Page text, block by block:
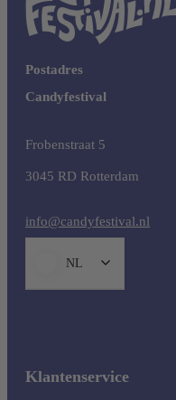
Postadres
Candyfestival
Frobenstraat 5
3045 RD Rotterdam
info@candyfestival.nl
NL
Klantenservice